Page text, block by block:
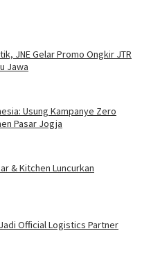
JNE Gelar Promo Ongkir JTR
Jawa
Usung Kampanye Zero
Pasar Jogja
& Kitchen Luncurkan
Official Logistics Partner